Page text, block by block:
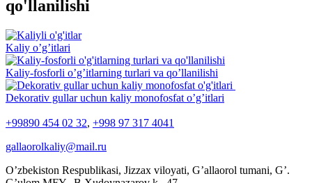
qo'llanilishi
Kaliy o’g’itlari
Kaliy-fosforli o’g’itlarning turlari va qo’llanilishi
Dekorativ gullar uchun kaliy monofosfat o’g’itlari
+99890 454 02 32, +998 97 317 4041
gallaorolkaliy@mail.ru
O’zbekiston Respublikasi, Jizzax viloyati, G’allaorol tumani, G’.